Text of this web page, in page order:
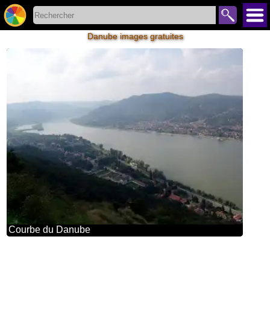
Danube images gratuites
Courbe du Danube